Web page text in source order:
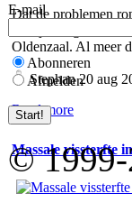
Dat de problemen
bewijst de grote
Oldenzaal. Al meer
Stephan20 aug
Read more
Massale
E-mail
Abonneren
Afmelden
© 1999-